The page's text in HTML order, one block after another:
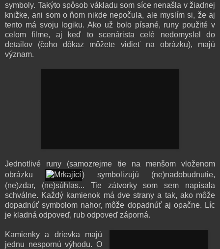
symboly. Takýto spôsob vákladu som síce nenašla v žiadnej
knižke, ani som o ňom nikde nepočula, ale myslím si, že aj
tento má svoju logiku. Ako už bolo písané, runy použité v
celom filme, aj keď to scenárista celé nedomyslel do
detailov (čoho dôkaz môžete vidieť na obrázku), majú
význam.
Jednotlivé runy (samozrejme tie na menšom vloženom
obrázku
) symbolizujú (ne)nadobudnutie,
(ne)zdar, (ne)súhlas... Tie zátvorky som sem napísala
schválne. Každý kamienok má dve strany a tak, ako môže
dopadnúť symbolom nahor, môže dopadnúť aj opačne. Líc
je kladná odpoveď, rub odpoveď záporná.
Kamienky a drievka majú
jednu nespornú výhodu. O